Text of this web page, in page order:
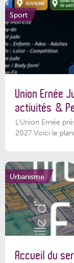
Sport
Union Ernée
activités &
L'Union Ernée
2027 Voici le
Urbanisme
Accueil du